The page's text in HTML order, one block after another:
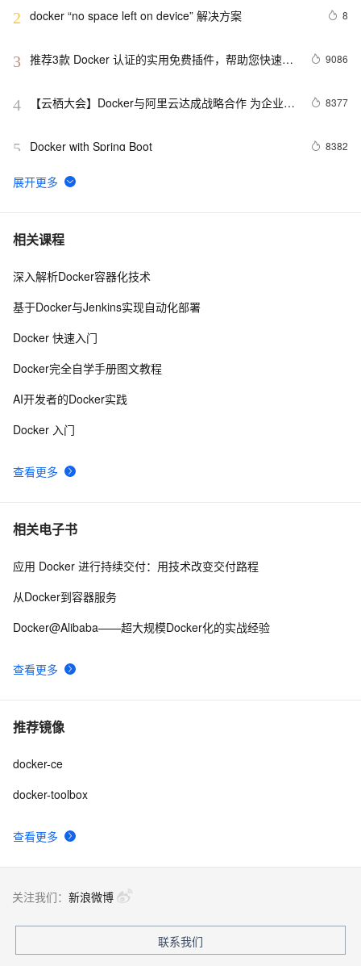
2 docker “no space left on device” 解决方案 8
3 推荐3款 Docker 认证的实用免费插件，帮助您快速构
9086
4
【云栖大会】Docker与阿里云达成战略合作 为企业级
8377
5 Docker with Spring Boot 8382
6 Docker镜像：Ubuntu支持systemctl、SSH和VNC
7 Docker启动后怎样运行jar包文件
8 Docker私有仓库
10Docker Hub 现在是需要付费才能使用其全部功能?
相关课程
查看更多
深入解析Docker容器化技术
基于Docker与Jenkins实现自动化部署
Docker 快速入门
Docker完全自学手册图文教程
AI开发者的Docker实践
Docker 入门
相关电子书
查看更多
应用 Docker 进行持续交付：用技术改变交付路程
从Docker到容器服务
Docker@Alibaba——超大规模Docker化的实战经验
推荐镜像
查看更多
docker-ce
docker-toolbox
关注我们： 新浪微博
联系我们